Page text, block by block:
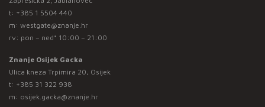
t: +385 1 5504 440
m: westgate@znanje.hr
rv: pon – ned* 10:00 – 21:00
Znanje Osijek Gacka
Ulica kneza Trpimira 20, Osijek
t: +385 31 322 938
m: osijek.gacka@znanje.hr